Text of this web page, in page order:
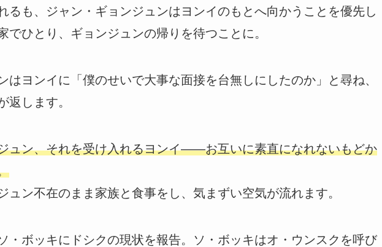
るも、ジャン・ギョンジュンはヨンイのもとへ向かうことを優先し
でひとり、ギョンジュンの帰りを待つことに。
はヨンイに「僕のせいで大事な面接を台無しにしたのか」と尋ね、
返します。
ュン、それを受け入れるヨンイ――お互いに素直になれないもどか
ュン不在のまま家族と食事をし、気まずい空気が流れます。
・ボッキにドシクの現状を報告。ソ・ボッキはオ・ウンスクを呼び